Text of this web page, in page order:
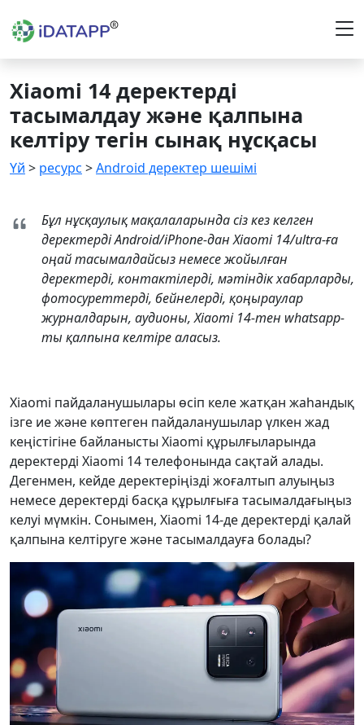
Xiaomi 14 деректерді
тасымалдау және қалпына
келтіру тегін сынақ нұсқасы
Үй > ресурс >Android деректер шешімі
Бұл нұсқаулық мақалаларында сіз кез келген
деректерді Android/iPhone-дан Xiaomi 14/ultra-ға
оңай тасымалдайсыз немесе жойылған
деректерді, контактілерді, мәтіндік хабарларды,
фотосуреттерді, бейнелерді, қоңыраулар
журналдарын, аудионы, Xiaomi 14-тен whatsapp-
ты қалпына келтіре аласыз.
Xiaomi пайдаланушылары өсіп келе жатқан жаһандық
ізге ие және көптеген пайдаланушылар үлкен жад
кеңістігіне байланысты Xiaomi құрылғыларында
деректерді Xiaomi 14 телефонында сақтай алады.
Дегенмен, кейде деректеріңізді жоғалтып алуыңыз
немесе деректерді басқа құрылғыға тасымалдағыңыз
келуі мүмкін. Сонымен, Xiaomi 14-де деректерді қалай
қалпына келтіруге және тасымалдауға болады?